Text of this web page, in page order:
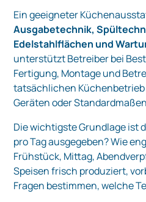
Ein geeigneter
Ausgabetechnik,
Edelstahlflächen und
unterstützt Betreiber bei
Fertigung, Montage und
tatsächlichen
Geräten oder
Die wichtigste Grundlage ist
pro Tag ausgegeben? Wie
Frühstück, Mittag,
Speisen frisch produziert,
Fragen bestimmen, welche